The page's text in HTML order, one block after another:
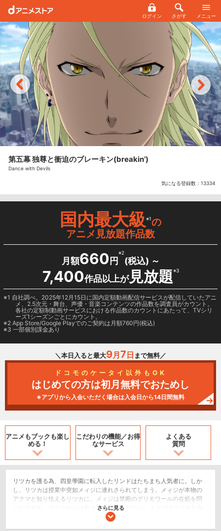
ログイン さがす メニュー
第五幕 独尊と衝迫のブレーキン(breakin’)
Dance with Devils
気になる登録数： 13334
国内最大級※1の
アニメ見放題作品数
月額660 円
※2
(税込) ～
7,400作品以上が見放題※3
1 自社調べ。2025年12月15日に国内定額動画配信サービスが配信していたアニ
メ、2.5次元・舞台、声優・音楽コンテンツの作品数を調査員がカウント。
各社の定額制動画サービスにおける作品数のカウントにあたって、TVシリ
ーズ1シーズンごとにカウント。
2 App Store/Google Playでのご契約は月額760円(税込)
3 一部個別課金あり
＼本日入ると最大9月 7 日 まで無料／
ドコモのケータイ以外もOK
はじめての方は初月無料でおためし
※アプリから入会いただく場合は入会日から14日間無料
アニメもブックも楽し
める！
こだわりの機能／お得
なサービス
よくある
質問
リツカを護る為、四皇學園に転入したリンドはたちまち人気者に。しか
し、リツカは授業中突如メィジに連れさられてしまう。メィジが本物の
アクマと知り怯えるリツカに、メィジは禁断のグリモワールの在処を問
いただすが、リツカからは中々答えが得られない。メィジはリツカを自
分のモノにする為、自身の力を見せつけ、リツカを惚れさせようとする
さらに見る